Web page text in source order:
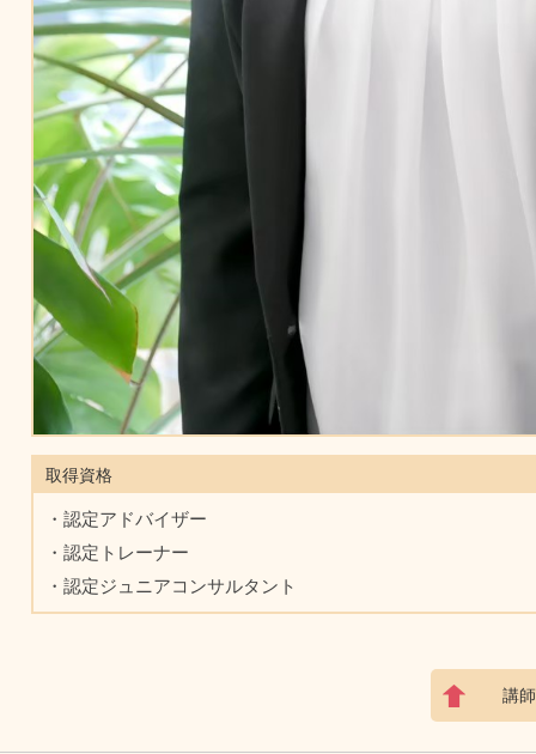
取得資格
・認定アドバイザー
・認定トレーナー
・認定ジュニアコンサルタント
講